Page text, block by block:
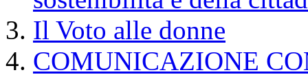
Il Voto alle donne
COMUNICAZIONE